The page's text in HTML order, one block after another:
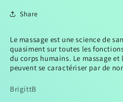
Share
Le massage est une science de
quasiment sur toutes les
du corps humains. Le massage et
peuvent se caractériser par de
BrigittB